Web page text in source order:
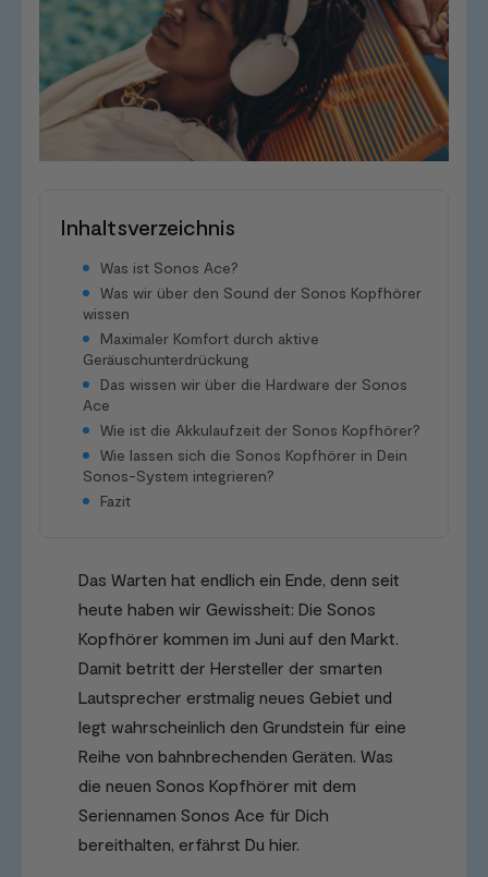
Inhaltsverzeichnis
Was ist Sonos Ace?
Was wir über den Sound der Sonos Kopfhörer
wissen
Maximaler Komfort durch aktive
Geräuschunterdrückung
Das wissen wir über die Hardware der Sonos
Ace
Wie ist die Akkulaufzeit der Sonos Kopfhörer?
Wie lassen sich die Sonos Kopfhörer in Dein
Sonos-System integrieren?
Fazit
Das Warten hat endlich ein Ende, denn seit
heute haben wir Gewissheit: Die Sonos
Kopfhörer kommen im Juni auf den Markt.
Damit betritt der Hersteller der smarten
Lautsprecher erstmalig neues Gebiet und
legt wahrscheinlich den Grundstein für eine
Reihe von bahnbrechenden Geräten. Was
die neuen Sonos Kopfhörer mit dem
Seriennamen Sonos Ace für Dich
bereithalten, erfährst Du hier.